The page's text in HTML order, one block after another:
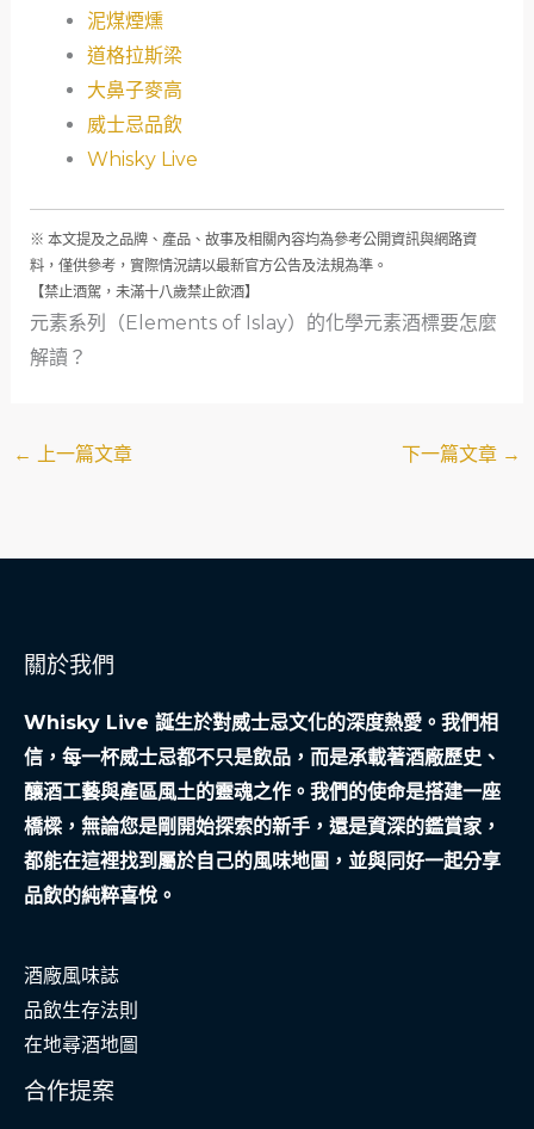
泥煤煙燻
道格拉斯梁
大鼻子麥高
威士忌品飲
Whisky Live
※ 本文提及之品牌、產品、故事及相關內容均為參考公開資訊與網路資
料，僅供參考，實際情況請以最新官方公告及法規為準。
【禁止酒駕，未滿十八歲禁止飲酒】
元素系列（Elements of Islay）的化學元素酒標要怎麼
解讀？
← 上一篇文章 下一篇文章 →
關於我們
Whisky Live 誕生於對威士忌文化的深度熱愛。我們相
信，每一杯威士忌都不只是飲品，而是承載著酒廠歷史、
釀酒工藝與產區風土的靈魂之作。我們的使命是搭建一座
橋樑，無論您是剛開始探索的新手，還是資深的鑑賞家，
都能在這裡找到屬於自己的風味地圖，並與同好一起分享
品飲的純粹喜悅。
酒廠風味誌
品飲生存法則
在地尋酒地圖
合作提案